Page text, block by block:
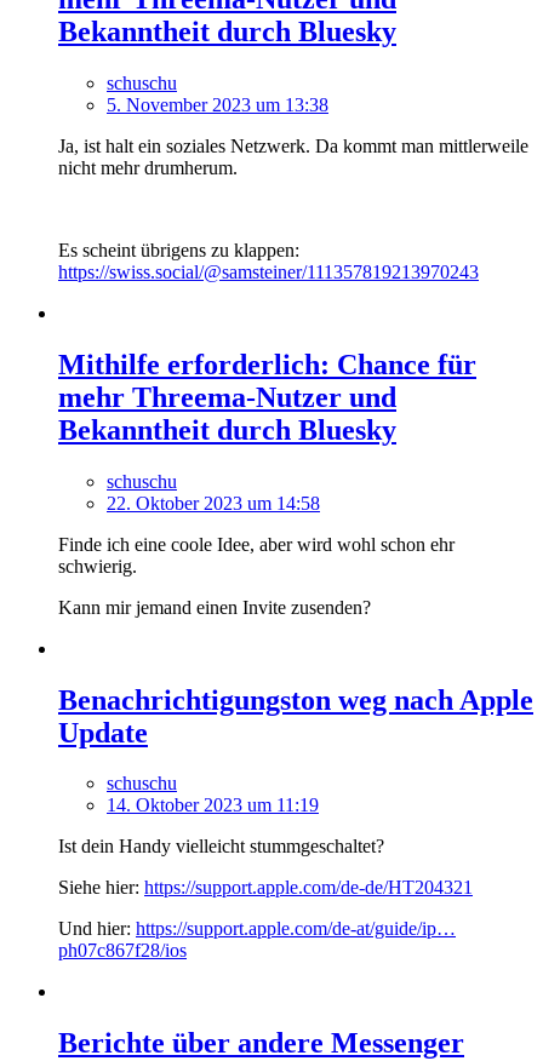
Bekanntheit durch Bluesky
schuschu
5. November 2023 um 13:38
Ja, ist halt ein soziales Netzwerk. Da kommt man mittlerweile
nicht mehr drumherum.
Es scheint übrigens zu klappen:
https://swiss.social/@samsteiner/111357819213970243
Mithilfe erforderlich: Chance für
mehr Threema-Nutzer und
Bekanntheit durch Bluesky
schuschu
22. Oktober 2023 um 14:58
Finde ich eine coole Idee, aber wird wohl schon ehr
schwierig.
Kann mir jemand einen Invite zusenden?
Benachrichtigungston weg nach Apple
Update
schuschu
14. Oktober 2023 um 11:19
Ist dein Handy vielleicht stummgeschaltet?
Siehe hier: https://support.apple.com/de-de/HT204321
Und hier: https://support.apple.com/de-at/guide/ip…
ph07c867f28/ios
Berichte über andere Messenger